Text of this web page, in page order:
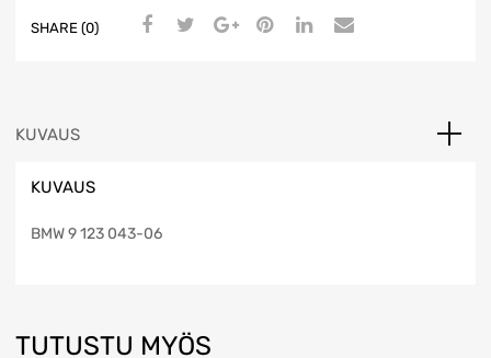
SHARE (0)
KUVAUS
KUVAUS
BMW 9 123 043-06
TUTUSTU MYÖS